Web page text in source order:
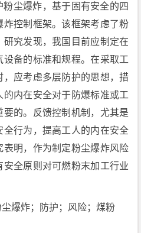
尘爆炸，基于固有安全的四
控制框架。该框架考虑了粉
究发现，我国目前应制定在
备的标准和规程。在采取工
应考虑多层防护的思想，措
内在安全对于防爆标准或工
的。反馈控制机制，尤其是
行为，提高工人的内在安全
明，作为制定粉尘爆炸风险
安全原则对可燃粉末加工行业
爆炸；防护；风险；煤粉